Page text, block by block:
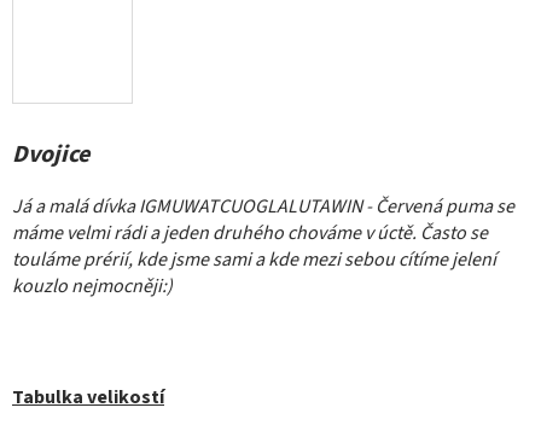
Dvojice
Já a malá dívka IGMUWATCUOGLALUTAWIN - Červená puma se
máme velmi rádi a jeden druhého chováme v úctě. Často se
touláme prérií, kde jsme sami a kde mezi sebou cítíme jelení
kouzlo nejmocněji:)
Tabulka velikostí